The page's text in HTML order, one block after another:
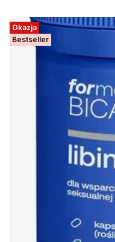
Okazja
Bestseller